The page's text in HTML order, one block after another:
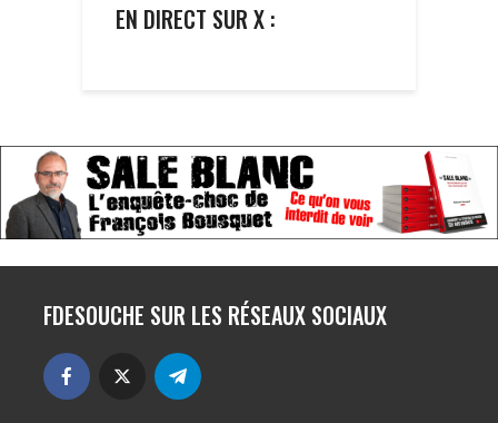
EN DIRECT SUR X :
FDESOUCHE SUR LES RÉSEAUX SOCIAUX